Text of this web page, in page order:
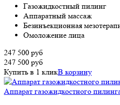
Газожидкостный пилинг
Аппаратный массаж
Безинъекционная
Омоложение лица
247 500 руб
247 500 руб
Купить в 1 кликВ корзину
Аппарат газожидкостного